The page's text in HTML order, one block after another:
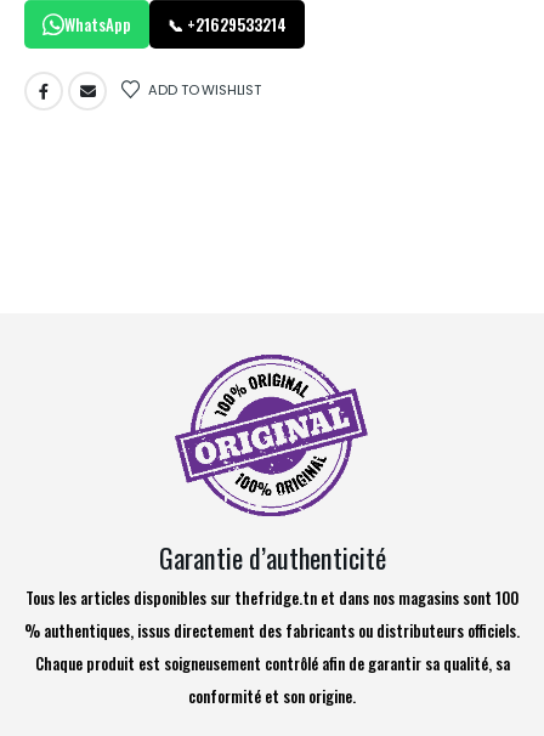
WhatsApp 📞 +21629533214
ADD TO WISHLIST
Garantie d’authenticité
Tous les articles disponibles sur thefridge.tn et dans nos magasins sont 100
% authentiques, issus directement des fabricants ou distributeurs officiels.
Chaque produit est soigneusement contrôlé afin de garantir sa qualité, sa
conformité et son origine.